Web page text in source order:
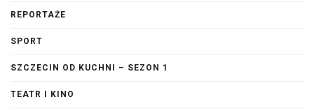
REPORTAŻE
SPORT
SZCZECIN OD KUCHNI – SEZON 1
TEATR I KINO